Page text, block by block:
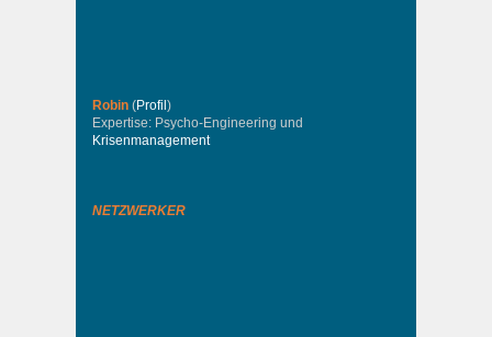
Robin (Profil )
Expertise: Psycho-Engineering und
Krisenmanagement
NETZWERKER